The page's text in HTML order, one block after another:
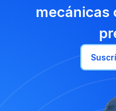
mecánicas